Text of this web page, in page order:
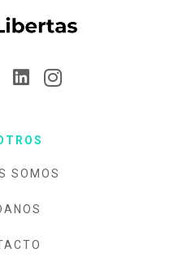
SOMOS